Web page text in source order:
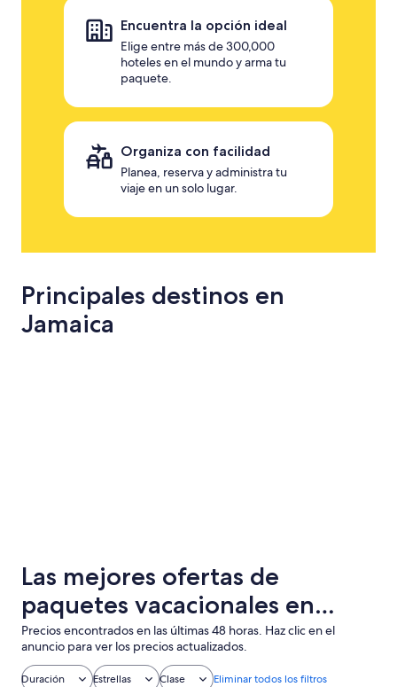
Encuentra la opción ideal
Elige entre más de 300,000
hoteles en el mundo y arma tu
paquete.
Organiza con facilidad
Planea, reserva y administra tu
viaje en un solo lugar.
Principales destinos en
Jamaica
Las mejores ofertas de
paquetes vacacionales en
Jamaica con vuelo + hotel
incluido
Precios encontrados en las últimas 48 horas. Haz clic en el
anuncio para ver los precios actualizados.
Duración Estrellas Clase Eliminar todos los filtros